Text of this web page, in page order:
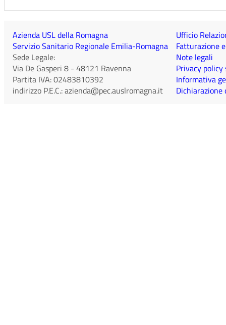
Azienda USL della Romagna
Servizio Sanitario Regionale Emilia-Romagna
Sede Legale:
Via De Gasperi 8 - 48121 Ravenna
Partita IVA:02483810392
indirizzo P.E.C.:azienda@pec.auslromagna.it
Ufficio
Fatturazione
Note legali
Privacy
Informativa
Dichiarazione